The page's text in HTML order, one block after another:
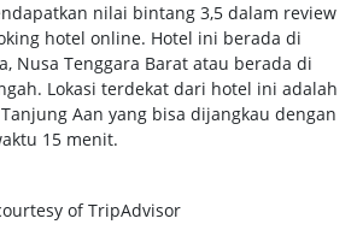
nilai bintang 3,5 dalam review
hotel online. Hotel ini berada di
Nusa Tenggara Barat atau berada di
Lokasi terdekat dari hotel ini adalah
Aan yang bisa dijangkau dengan
15 menit.
of TripAdvisor